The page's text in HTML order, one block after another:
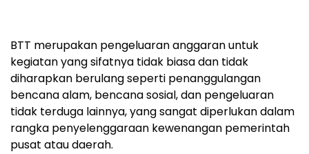
BTT merupakan pengeluaran anggaran untuk
kegiatan yang sifatnya tidak biasa dan tidak
diharapkan berulang seperti penanggulangan
bencana alam, bencana sosial, dan pengeluaran
tidak terduga lainnya, yang sangat diperlukan dalam
rangka penyelenggaraan kewenangan pemerintah
pusat atau daerah.